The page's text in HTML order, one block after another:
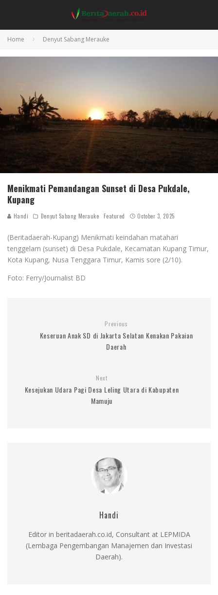
Home Denyut Sabang Merauke
Menikmati Pemandangan Sunset di Desa Pukdale,
Kupang
Handi Denyut Sabang Merauke Featured October 3, 2025
(Beritadaerah-Kupang) Menikmati keindahan matahari
tenggelam (sunset) di Desa Pukdale, Kecamatan Kupang Timur,
Kota Kupang, Nusa Tenggara Timur, Kamis sore (2/10).
Foto: Ferry/Journalist BD
Previous
Keseruan Anak SD di Jakarta Selatan Kenakan Pakaian
Daerah
Next
Kesejukan Udara Pagi Desa Leling Utara di Kabupaten
Mamuju
Handi
Editor in beritadaerah.co.id, Consultant at LEPMIDA
(Lembaga Pengembangan Manajemen dan Investasi
Daerah).